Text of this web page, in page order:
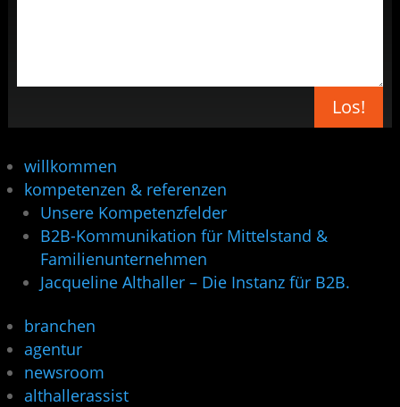
Los!
willkommen
kompetenzen & referenzen
Unsere Kompetenzfelder
B2B-Kommunikation für Mittelstand &
Familienunternehmen
Jacqueline Althaller – Die Instanz für B2B.
branchen
agentur
newsroom
althallerassist